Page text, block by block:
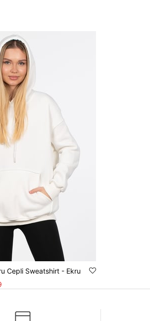
Cepli Sweatshirt - Ekru